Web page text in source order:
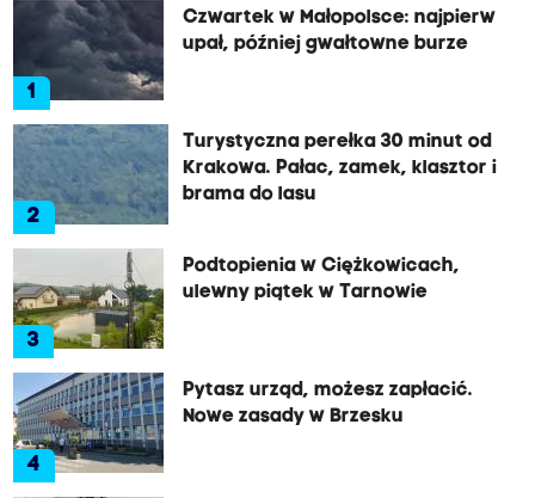
1
Czwartek w Małopolsce: najpierw
upał, później gwałtowne burze
2
Turystyczna perełka 30 minut od
Krakowa. Pałac, zamek, klasztor i
brama do lasu
3
Podtopienia w Ciężkowicach,
ulewny piątek w Tarnowie
4
Pytasz urząd, możesz zapłacić.
Nowe zasady w Brzesku